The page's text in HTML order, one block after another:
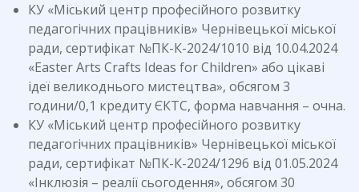
КУ «Міський центр професійного розвитку
педагогічних працівників» Чернівецької міської
ради, сертифікат №ПК-К-2024/1010 від 10.04.2024
«Easter Arts Crafts Ideas for Children» або цікаві
ідеї великоднього мистецтва», обсягом 3
години/0,1 кредиту ЄКТС, форма навчання – очна.
КУ «Міський центр професійного розвитку
педагогічних працівників» Чернівецької міської
ради, сертифікат №ПК-К-2024/1296 від 01.05.2024
«Інклюзія – реалії сьогодення», обсягом 30